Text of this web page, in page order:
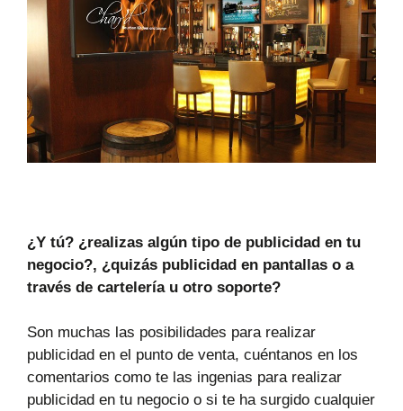
¿Y tú? ¿realizas algún tipo de publicidad en tu
negocio?, ¿quizás publicidad en pantallas o a
través de cartelería u otro soporte?
Son muchas las posibilidades para realizar
publicidad en el punto de venta, cuéntanos en los
comentarios como te las ingenias para realizar
publicidad en tu negocio o si te ha surgido cualquier